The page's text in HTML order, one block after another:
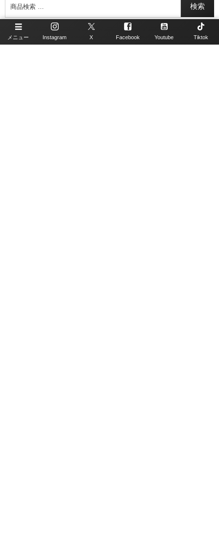
検索
公式SNSアカウント
メニュー Instagram X Facebook Youtube Tiktok